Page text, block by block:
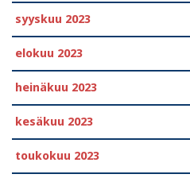
syyskuu 2023
elokuu 2023
heinäkuu 2023
kesäkuu 2023
toukokuu 2023